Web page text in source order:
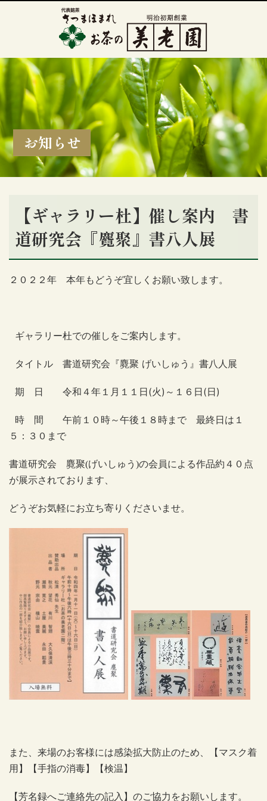
お知らせ
【ギャラリー杜】催し案内 書
道研究会『麑聚』書八人展
２０２２年 本年もどうぞ宜しくお願い致します。
ギャラリー杜での催しをご案内します。
タイトル 書道研究会『麑聚 げいしゅう』書八人展
期 日 令和４年１月１１日(火)～１６日(日)
時 間 午前１０時～午後１８時まで 最終日は１
５：３０まで
書道研究会 麑聚(げいしゅう)の会員による作品約４０点
が展示されております、
どうぞお気軽にお立ち寄りくださいませ。
また、来場のお客様には感染拡大防止のため、【マスク着
用】【手指の消毒】【検温】
【芳名録へご連絡先の記入】のご協力をお願いします。